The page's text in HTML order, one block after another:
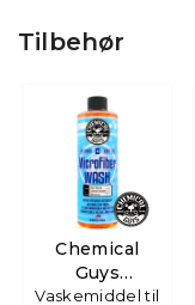
Tilbehør
Chemical
Guys
Microfiber
Vaskemiddel til